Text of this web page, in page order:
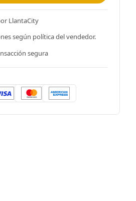
LlantaCity
según política del vendedor.
segura